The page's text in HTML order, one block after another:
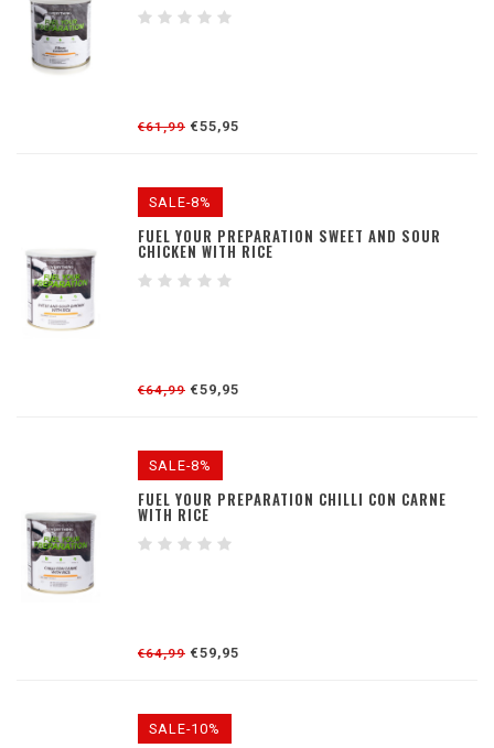
€61,99 €55,95
SALE-8%
FUEL YOUR PREPARATION SWEET AND SOUR
CHICKEN WITH RICE
€64,99 €59,95
SALE-8%
FUEL YOUR PREPARATION CHILLI CON CARNE
WITH RICE
€64,99 €59,95
SALE-10%